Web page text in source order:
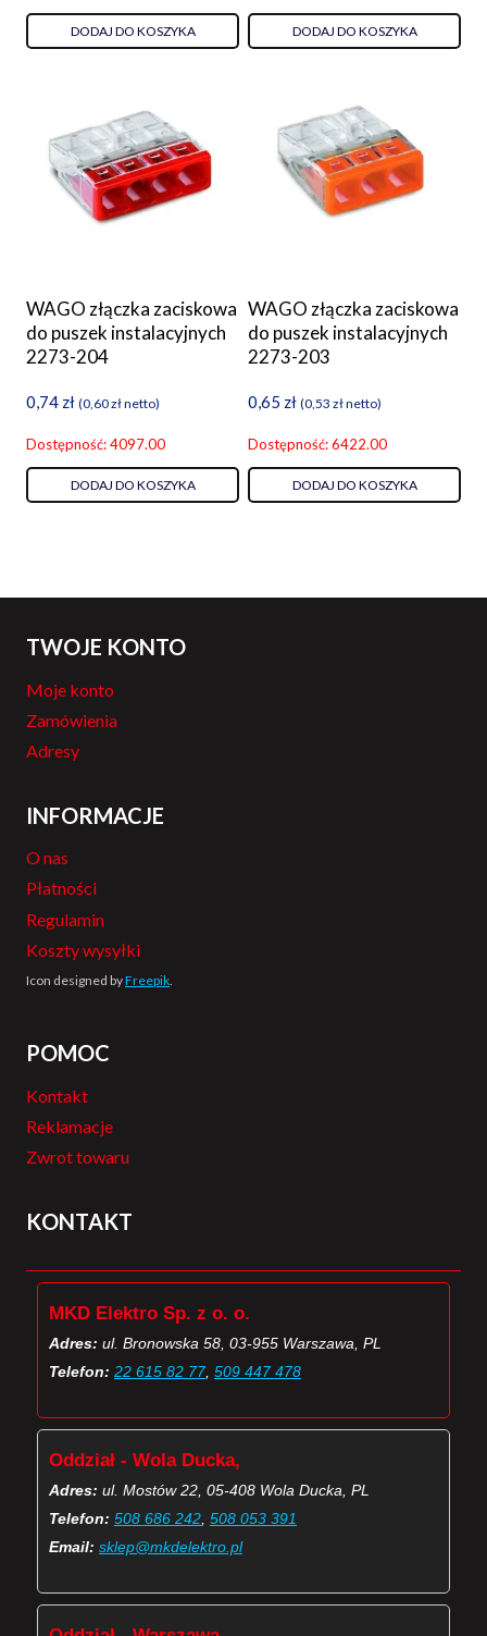
DODAJ DO KOSZYKA DODAJ DO KOSZYKA
WAGO złączka zaciskowa
do puszek instalacyjnych
2273-204
0,74 zł (0,60złnetto)
Dostępność: 4097.00
DODAJ DO KOSZYKA
WAGO złączka zaciskowa
do puszek instalacyjnych
2273-203
0,65 zł (0,53 złnetto)
Dostępność: 6422.00
DODAJ DO KOSZYKA
TWOJE KONTO
Moje konto
Zamówienia
Adresy
INFORMACJE
O nas
Płatności
Regulamin
Koszty wysyłki
Icon designed byFreepik.
POMOC
Kontakt
Reklamacje
Zwrot towaru
KONTAKT
MKD Elektro Sp. z o. o.
Adres: ul. Bronowska 58, 03-955 Warszawa, PL
Telefon: 22 615 82 77, 509 447 478
Oddział - Wola Ducka,
Adres: ul. Mostów 22, 05-408 Wola Ducka, PL
Telefon: 508 686 242 508 053 391
Email: sklep@mkdelektro.pl